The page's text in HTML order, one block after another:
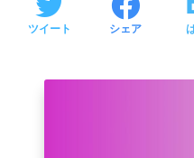
ツイート シェア